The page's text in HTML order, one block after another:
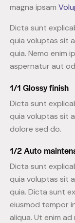
magna ipsam
Dicta sunt
quia voluptas sit
quia. Nemo enim
aspernatur aut
1/1 Glossy finish
Dicta sunt
quia voluptas sit
dolore sed do.
1/2 Auto
Dicta sunt
quia voluptas sit
quia. Dicta sunt
eiusmod tempor
aliqua. Ut enim